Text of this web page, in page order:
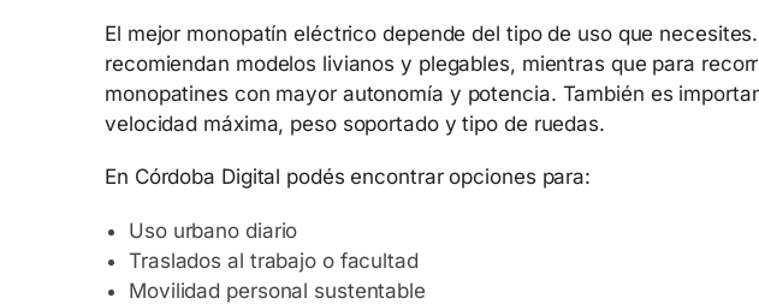
El mejor monopatín eléctrico depende del tipo de uso que
recomiendan modelos livianos y plegables, mientras que para
monopatines con mayor autonomía y potencia. También es
velocidad máxima, peso soportado y tipo de ruedas.
En Córdoba Digital podés encontrar opciones para:
Uso urbano diario
Traslados al trabajo o facultad
Movilidad personal sustentable